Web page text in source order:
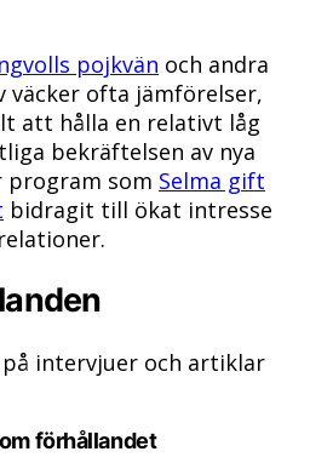
pojkvän och andra
väcker ofta jämförelser,
att hålla en relativt låg
bekräftelsen av nya
program som Selma gift
bidragit till ökat intresse
intervjuer och artiklar
förhållandet